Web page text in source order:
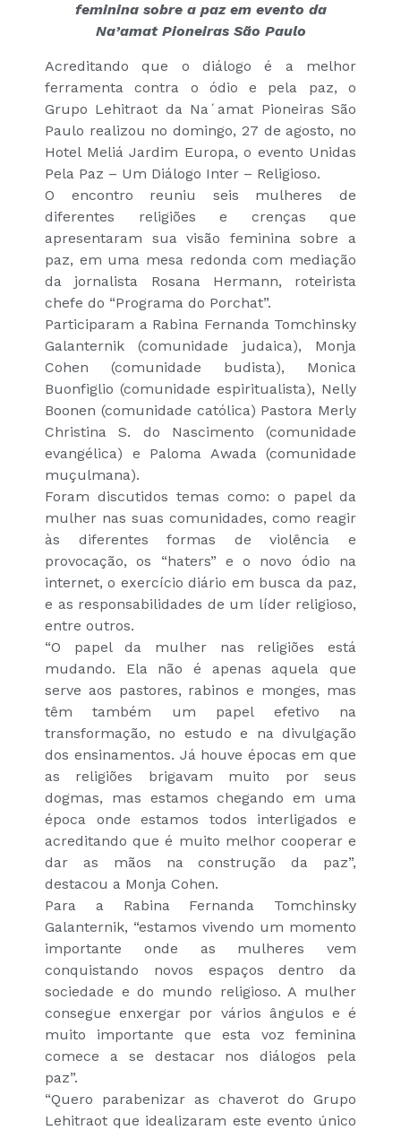
feminina sobre a paz em evento da
Na’amat Pioneiras São Paulo
Acreditando que o diálogo é a melhor
ferramenta contra o ódio e pela paz, o
Grupo Lehitraot da Na´amat Pioneiras São
Paulo realizou no domingo, 27 de agosto, no
Hotel Meliá Jardim Europa, o evento Unidas
Pela Paz – Um Diálogo Inter – Religioso.
O encontro reuniu seis mulheres de
diferentes religiões e crenças que
apresentaram sua visão feminina sobre a
paz, em uma mesa redonda com mediação
da jornalista Rosana Hermann, roteirista
chefe do “Programa do Porchat”.
Participaram a Rabina Fernanda Tomchinsky
Galanternik (comunidade judaica), Monja
Cohen (comunidade budista), Monica
Buonfiglio (comunidade espiritualista), Nelly
Boonen (comunidade católica) Pastora Merly
Christina S. do Nascimento (comunidade
evangélica) e Paloma Awada (comunidade
muçulmana).
Foram discutidos temas como: o papel da
mulher nas suas comunidades, como reagir
às diferentes formas de violência e
provocação, os “haters” e o novo ódio na
internet, o exercício diário em busca da paz,
e as responsabilidades de um líder religioso,
entre outros.
“O papel da mulher nas religiões está
mudando. Ela não é apenas aquela que
serve aos pastores, rabinos e monges, mas
têm também um papel efetivo na
transformação, no estudo e na divulgação
dos ensinamentos. Já houve épocas em que
as religiões brigavam muito por seus
dogmas, mas estamos chegando em uma
época onde estamos todos interligados e
acreditando que é muito melhor cooperar e
dar as mãos na construção da paz”,
destacou a Monja Cohen.
Para a Rabina Fernanda Tomchinsky
Galanternik, “estamos vivendo um momento
importante onde as mulheres vem
conquistando novos espaços dentro da
sociedade e do mundo religioso. A mulher
consegue enxergar por vários ângulos e é
muito importante que esta voz feminina
comece a se destacar nos diálogos pela
paz”.
“Quero parabenizar as chaverot do Grupo
Lehitraot que idealizaram este evento único